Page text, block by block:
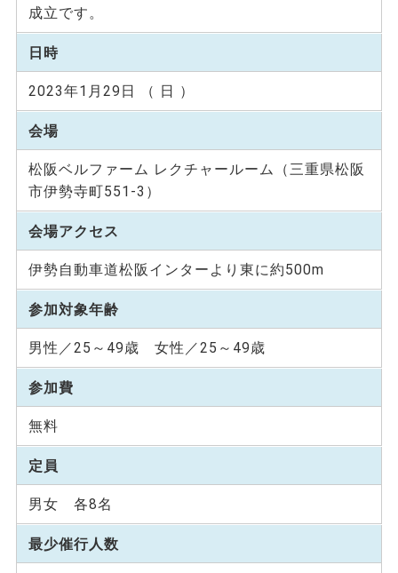
成立です。
日時
2023年1月29日 （ 日 ）
会場
松阪ベルファーム レクチャールーム（三重県松阪
市伊勢寺町551-3）
会場アクセス
伊勢自動車道松阪インターより東に約500m
参加対象年齢
男性／25～49歳 女性／25～49歳
参加費
無料
定員
男女 各8名
最少催行人数